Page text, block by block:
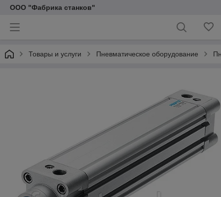
ООО "Фабрика станков"
Товары и услуги Пневматическое оборудование